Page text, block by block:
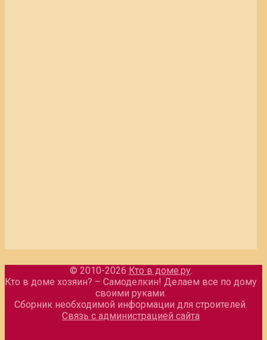
© 2010-2026 Кто в доме.ру.
Кто в доме хозяин? – Самоделкин! Делаем все по дому
своими руками.
Сборник необходимой информации для строителей.
Связь с администрацией сайта